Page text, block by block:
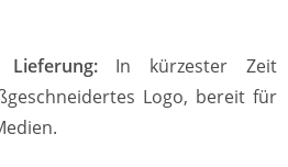
In kürzester Zeit
Logo, bereit für